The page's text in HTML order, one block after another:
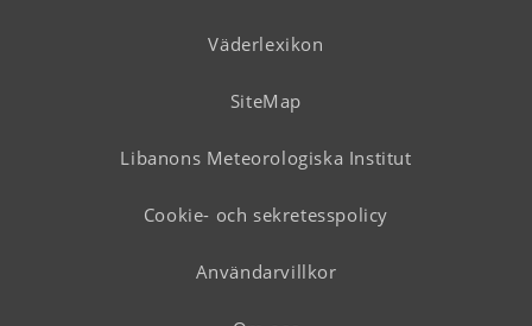
Väderlexikon
SiteMap
Libanons Meteorologiska Institut
Cookie- och sekretesspolicy
Användarvillkor